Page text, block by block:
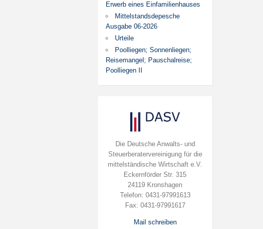
Erwerb eines Einfamilienhauses
Mittelstandsdepesche
Ausgabe 06-2026
Urteile
Poolliegen; Sonnenliegen;
Reisemangel; Pauschalreise;
Poolliegen II
Die Deutsche Anwalts- und
Steuerberatervereinigung für die
mittelständische Wirtschaft e.V.
Eckernförder Str. 315
24119 Kronshagen
Telefon: 0431-97991613
Fax: 0431-97991617
Mail schreiben